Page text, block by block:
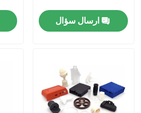
دربارهی ما
ارسال سؤال